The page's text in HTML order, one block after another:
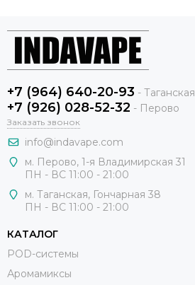
+7 (964) 640-20-93 - Таганская
+7 (926) 028-52-32 - Перово
Заказать звонок
info@indavape.com
м. Перово, 1-я Владимирская 31
ПН - ВС 11:00 - 21:00
м. Таганская, Гончарная 38
ПН - ВС 11:00 - 21:00
КАТАЛОГ
POD-системы
Аромамиксы